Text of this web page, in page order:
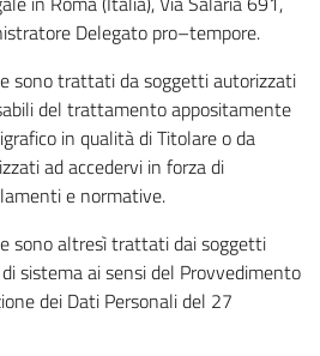
Delegato pro–tempore.
sono trattati da soggetti autorizzati
del trattamento appositamente
in qualità di Titolare o da
ad accedervi in forza di
e normative.
sono altresì trattati dai soggetti
sistema ai sensi del Provvedimento
dei Dati Personali del 27